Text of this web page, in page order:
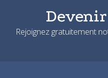
Rejoignez gratuitement